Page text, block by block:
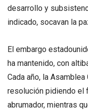
desarrollo y
indicado, socavan la
El embargo
ha mantenido, con
Cada año, la Asamblea
resolución pidiendo el
abrumador, mientras